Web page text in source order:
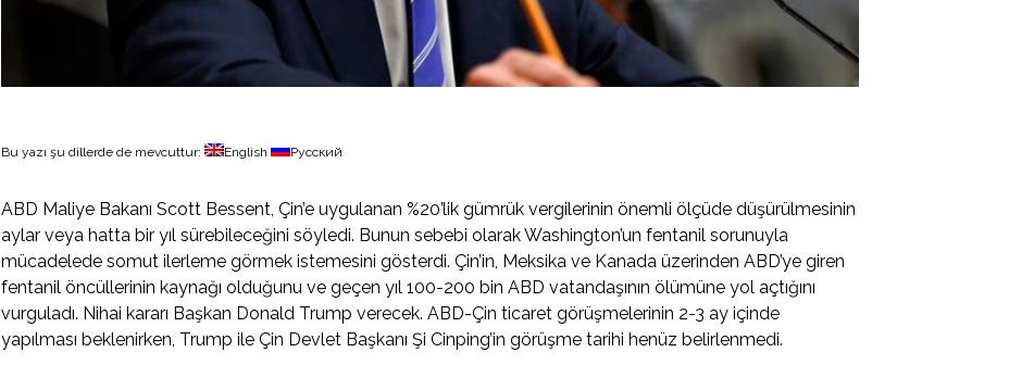
Bu yazı şu dillerde de mevcuttur: English Русский
ABD Maliye Bakanı Scott Bessent, Çin’e uygulanan %20’lik gümrük vergilerinin önemli ölçüde düşürülmesinin
aylar veya hatta bir yıl sürebileceğini söyledi. Bunun sebebi olarak Washington’un fentanil sorunuyla
mücadelede somut ilerleme görmek istemesini gösterdi. Çin’in, Meksika ve Kanada üzerinden ABD’ye giren
fentanil öncüllerinin kaynağı olduğunu ve geçen yıl 100-200 bin ABD vatandaşının ölümüne yol açtığını
vurguladı. Nihai kararı Başkan Donald Trump verecek. ABD-Çin ticaret görüşmelerinin 2-3 ay içinde
yapılması beklenirken, Trump ile Çin Devlet Başkanı Şi Cinping’in görüşme tarihi henüz belirlenmedi.